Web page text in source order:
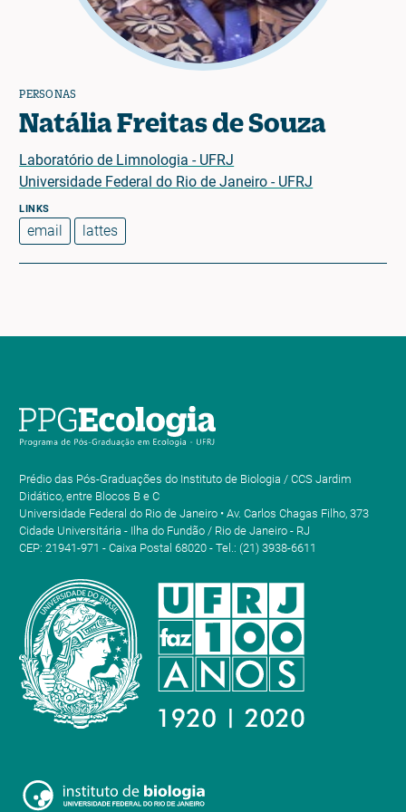
PERSONAS
Natália Freitas de Souza
Laboratório de Limnologia - UFRJ
Universidade Federal do Rio de Janeiro - UFRJ
email lattes
Prédio das Pós-Graduações do Instituto de Biologia / CCS Jardim
Didático, entre Blocos B e C
Universidade Federal do Rio de Janeiro • Av. Carlos Chagas Filho, 373
Cidade Universitária - Ilha do Fundão / Rio de Janeiro - RJ
CEP: 21941-971 - Caixa Postal 68020 - Tel.: (21) 3938-6611